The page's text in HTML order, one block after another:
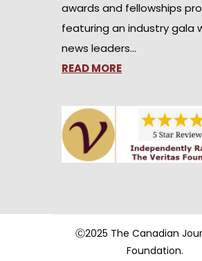
awards and fellowships
featuring an industry gala
news leaders…
READ MORE
Ⓒ2025 The Canadian
Foundation.